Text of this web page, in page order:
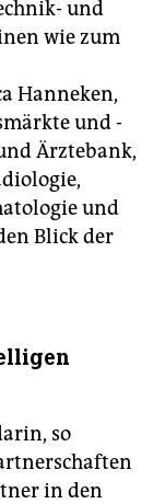
und
wie zum
Hanneken,
und -
Ärztebank,
und
Blick der
so
in den